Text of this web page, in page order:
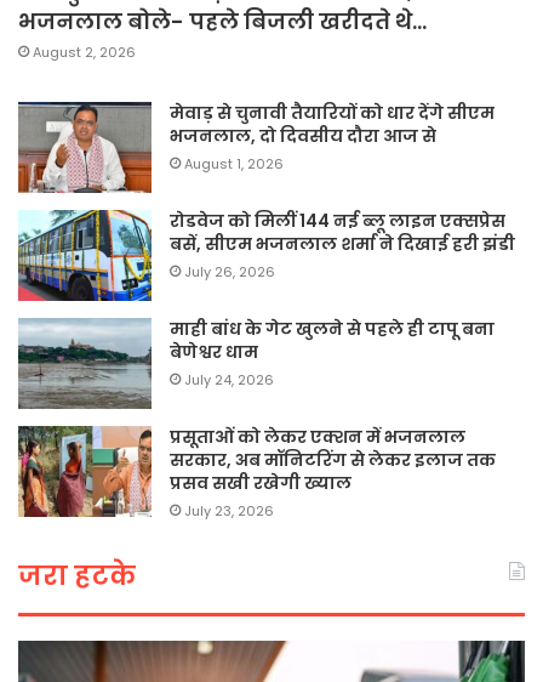
भजनलाल बोले- पहले बिजली खरीदते थे…
August 2, 2026
मेवाड़ से चुनावी तैयारियों को धार देंगे सीएम
भजनलाल, दो दिवसीय दौरा आज से
August 1, 2026
रोडवेज को मिलीं 144 नई ब्लू लाइन एक्सप्रेस
बसें, सीएम भजनलाल शर्मा ने दिखाई हरी झंडी
July 26, 2026
माही बांध के गेट खुलने से पहले ही टापू बना
बेणेश्वर धाम
July 24, 2026
प्रसूताओं को लेकर एक्शन में भजनलाल
सरकार, अब मॉनिटरिंग से लेकर इलाज तक
प्रसव सखी रखेगी ख्याल
July 23, 2026
जरा हटके